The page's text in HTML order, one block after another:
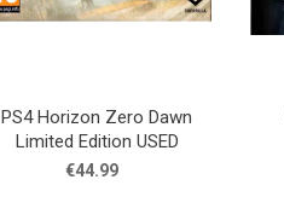
PS4 Horizon Zero Dawn
Limited Edition USED
€44.99